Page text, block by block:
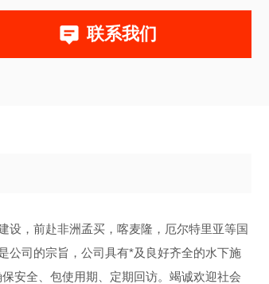
联系我们
设，前赴非洲孟买，喀麦隆，厄尔特里亚等国
公司的宗旨，公司具有*及良好齐全的水下施
安全、包使用期、定期回访。竭诚欢迎社会